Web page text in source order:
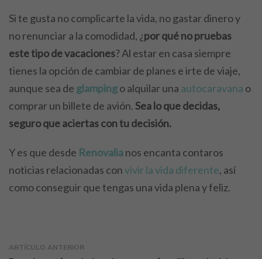
Si te gusta no complicarte la vida, no gastar dinero y
no renunciar a la comodidad, ¿por qué no pruebas
este tipo de vacaciones? Al estar en casa siempre
tienes la opción de cambiar de planes e irte de viaje,
aunque sea de glampingo alquilar una autocaravana o
comprar un billete de avión. Sea lo que decidas,
seguro que aciertas con tu decisión.
Y es que desde Renovalianos encanta contaros
noticias relacionadas convivir la vida diferente, así
como conseguir que tengas una vida plena y feliz.
ARTÍCULO ANTERIOR